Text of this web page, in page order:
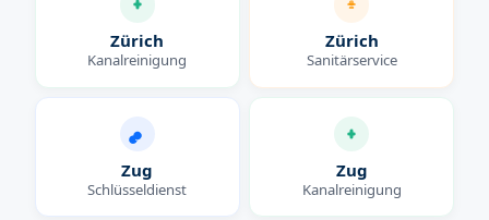
Zürich
Kanalreinigung
Zürich
Sanitärservice
Zug
Schlüsseldienst
Zug
Kanalreinigung